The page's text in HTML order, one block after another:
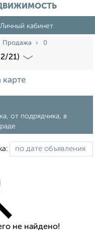
Личный кабинет
Продажа 0
21)
карте
от подрядчика, в
не найдено!